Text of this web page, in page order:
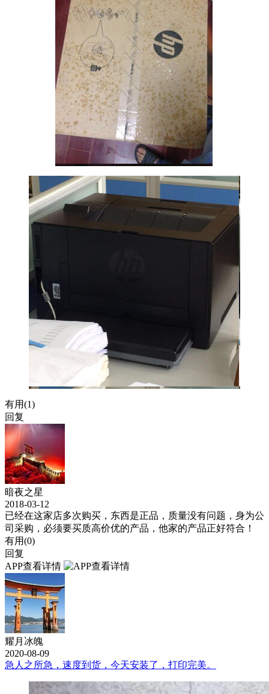
有用(1)
回复
暗夜之星
2018-03-12
已经在这家店多次购买，东西是正品，质量没有问题，身为公
司采购，必须要买质高价优的产品，他家的产品正好符合！
有用(0)
回复
APP查看详情
耀月冰魄
2020-08-09
急人之所急，速度到货，今天安装了，打印完美。